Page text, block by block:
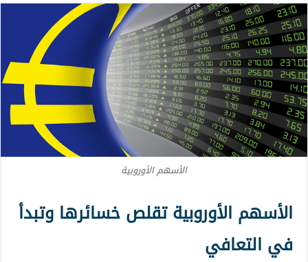
الأسهم الأوروبية
الأسهم الأوروبية تقلص خسائرها وتبدأ
في التعافي